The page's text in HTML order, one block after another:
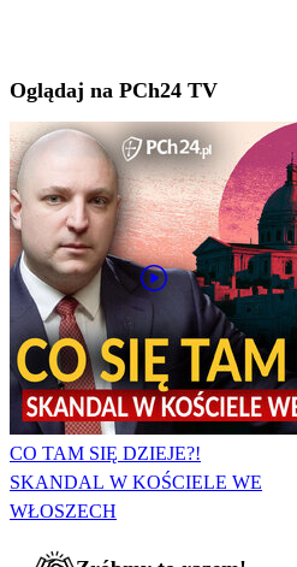
Oglądaj na PCh24 TV
CO TAM SIĘ DZIEJE?!
SKANDAL W KOŚCIELE WE
WŁOSZECH